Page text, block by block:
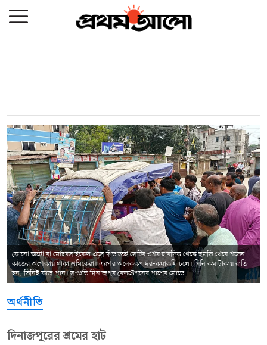
কোনো অটো বা মোটরসাইকেল এসে দাঁড়াতেই সেটির ওপর চারদিক থেকে হুমড়ি খেয়ে পড়েন
কাজের অপেক্ষায় থাকা শ্রমিকেরা। এরপর অনেকক্ষণ দর-কষাকষি চলে। যিনি কম টাকায় রাজি
হন, তিনিই কাজ পান। সম্প্রতি দিনাজপুর রেলস্টেশনের পাশের মোড়ে
অর্থনীতি
দিনাজপুরের শ্রমের হাট